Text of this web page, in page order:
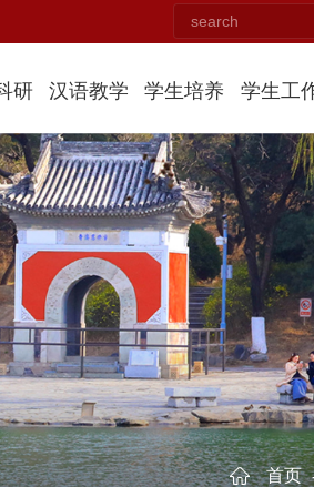
研 汉语教学 学生培养 学生工
首页